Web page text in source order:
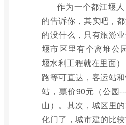
作为一个都江堰
的告诉你，其实吧，
的没什么，只有旅游
堰市区里有个离堆公
堰水利工程就在里面
路等可直达，客运站
站，票价90元（公园
山）。其次，城区里
化门了，城市建的比